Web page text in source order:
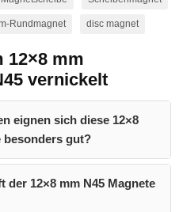
Rundmagnet disc magnet
12×8 mm
vernickelt
eignen sich diese 12×8
besonders gut?
der 12×8 mm N45 Magnete